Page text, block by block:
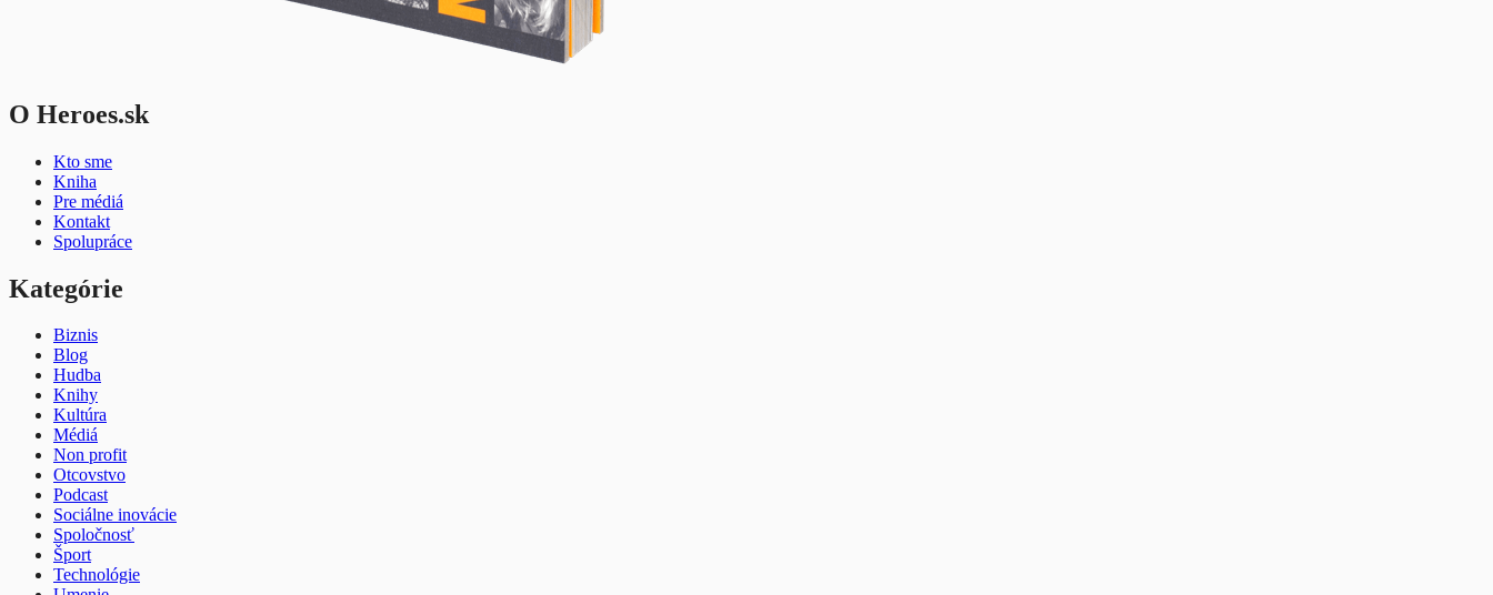
O Heroes.sk
Kto sme
Kniha
Pre médiá
Kontakt
Spolupráce
Kategórie
Biznis
Blog
Hudba
Knihy
Kultúra
Médiá
Non profit
Otcovstvo
Podcast
Sociálne inovácie
Spoločnosť
Šport
Technológie